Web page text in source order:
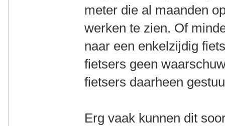
meter die al maanden
werken te zien. Of
naar een enkelzijdig
fietsers geen
fietsers daarheen
Erg vaak kunnen dit